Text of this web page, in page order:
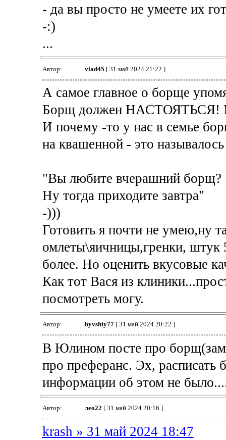
- да вы просто не умеете их
-:)
...
Автор: vlad45 [ 31 май 2024 21:22 ]
А самое главное о борще
Борщ должен НАСТОЯТЬСЯ!
И почему -то у нас в семье
на квашенной - это
"Вы любите вчерашний борщ?
Ну тогда приходите завтра"
-)))
Готовить я почти не умею,ну
омлеты\яичницы,гренки, штук
более. Но оценить вкусовые
Как тот Вася из
посмотреть могу.
Автор: byvshiy77[ 31 май 2024 20:22 ]
В Юлином посте про
про преферанс. Эх, расписать
информации об этом не
Автор: лео22 [ 31 май 2024 20:16 ]
krash » 31 май 2024 18:47